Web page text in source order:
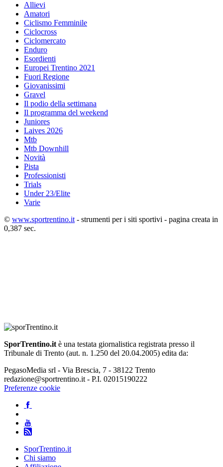
Allievi
Amatori
Ciclismo Femminile
Ciclocross
Ciclomercato
Enduro
Esordienti
Europei Trentino 2021
Fuori Regione
Giovanissimi
Gravel
Il podio della settimana
Il programma del weekend
Juniores
Laives 2026
Mtb
Mtb Downhill
Novità
Pista
Professionisti
Trials
Under 23/Elite
Varie
© www.sportrentino.it- strumenti per i siti sportivi - pagina creata in
0,387 sec.
SporTrentino.itè una testata giornalistica registrata presso il
Tribunale di Trento (aut. n. 1.250 del 20.04.2005) edita da:
PegasoMedia srl - Via Brescia, 7 - 38122 Trento
redazione@sportrentino.it - P.I. 02015190222
Preferenze cookie
SporTrentino.it
Chi siamo